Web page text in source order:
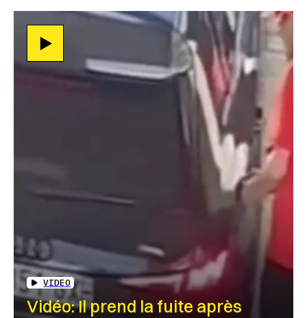
VIDEO
Vidéo: Il prend la fuite après